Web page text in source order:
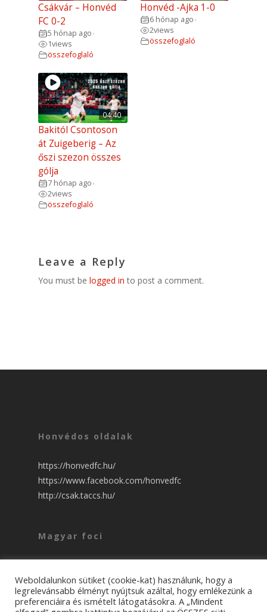
Csákvár – Honvéd
FC 0-2
5 hónap ago •
1views
összefoglaló
Honvéd -Ajka 1-0
6 hónap ago •
2views
összefoglaló
04:40
Bakitól Csontoson
át Zuigeberig – Az
őszi szezon összes
gólja
7 hónap ago •
2views
összefoglaló
Leave a Reply
You must be logged in to post a comment.
Honvédos oldalak
https://honvedfc.hu/
https://www.facebook.com/honvedfc
http://csak.taccs.hu/
Magyar foci
Weboldalunkon sütiket (cookie-kat) használunk, hogy a
legrelevánsabb élményt nyújtsuk azáltal, hogy emlékezünk a
preferenciáira és ismételt látogatásokra. A „Mindent